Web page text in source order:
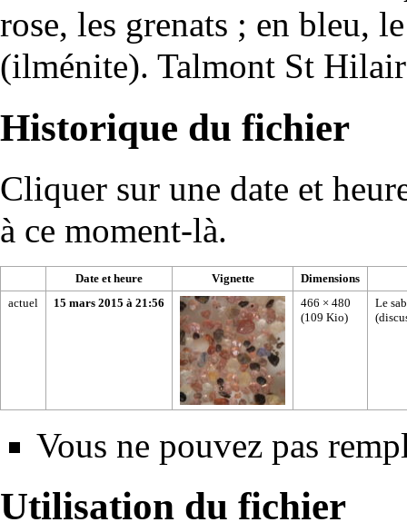
rose, les grenats ; en bleu,
(ilménite). Talmont St
Historique du fichier
Cliquer sur une date et
à ce moment-là.
Date et heure Vignette
Dimensions
actuel
15 mars 2015 à 21:56
466 × 480
(109 Kio)
Le
(
Vous ne pouvez pas
Utilisation du fichier